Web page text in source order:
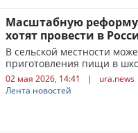
Масштабную
хотят провести в
В сельской местности
приготовления пищи в
02 мая 2026, 14:41 |
ura.news
Лента новостей